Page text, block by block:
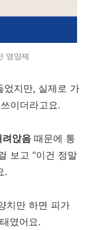
영양제
었지만, 실제로 가
이더라고요.
려앉음 때문에 통
보고 “이건 정말
.
치만 하면 피가
였어요.